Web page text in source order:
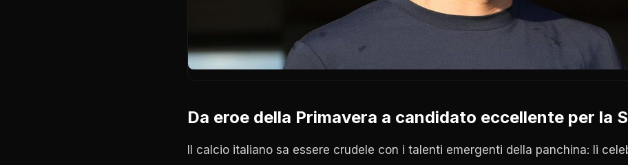
Da eroe della Primavera a candidato eccellente per la
Il calcio italiano sa essere crudele con i talenti emergenti della panchina: li